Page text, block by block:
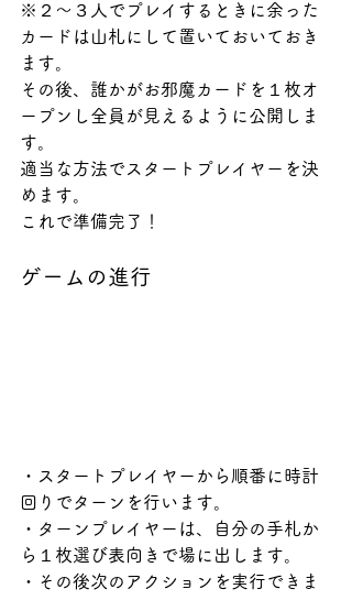
※２〜３人でプレイするときに余った
カードは山札にして置いておいておき
ます。
その後、誰かがお邪魔カードを１枚オ
ープンし全員が見えるように公開しま
す。
適当な方法でスタートプレイヤーを決
めます。
これで準備完了！
ゲームの進行
・スタートプレイヤーから順番に時計
回りでターンを行います。
・ターンプレイヤーは、自分の手札か
ら１枚選び表向きで場に出します。
・その後次のアクションを実行できま